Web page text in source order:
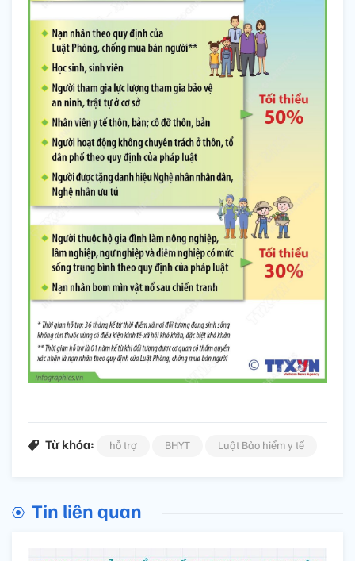
Từ khóa: hỗ trợ BHYT Luật Bảo hiểm y tế
Tin liên quan